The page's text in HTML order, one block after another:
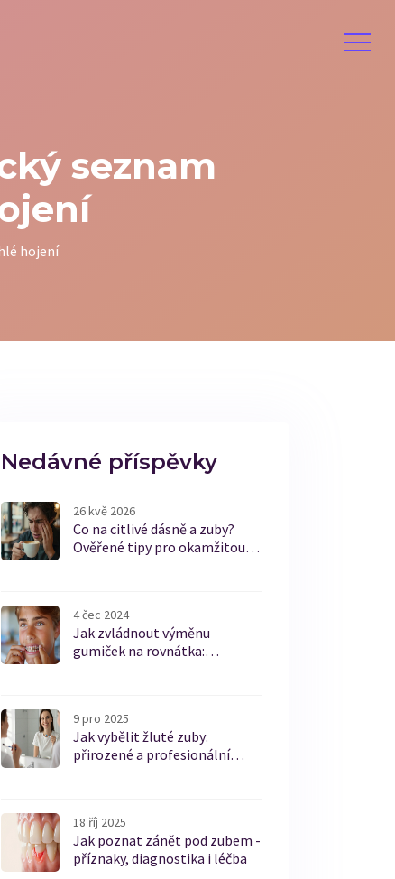
seznam
hojení
Nedávné příspěvky
26 kvě 2026
Co na citlivé dásně a zuby?
Ověřené tipy pro okamžitou
4 čec 2024
Jak zvládnout výměnu
gumiček na rovnátka:
9 pro 2025
Jak vybělit žluté zuby:
přirozené a profesionální
18 říj 2025
Jak poznat zánět pod zubem -
příznaky, diagnostika i léčba